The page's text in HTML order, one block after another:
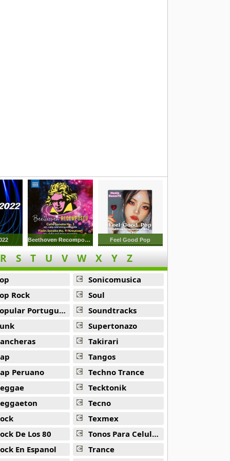
Beethoven Recomposed Feel Good Pop
R S T U V W X Y Z
Rock
Portuguesa
Peruano
De Los 80
En Espanol
Sonicomusica
Soul
Soundtracks
Supertonazo
Takirari
Tangos
Techno Trance
Tecktonik
Tecno
Texmex
Tonos Para Celulares
Trance